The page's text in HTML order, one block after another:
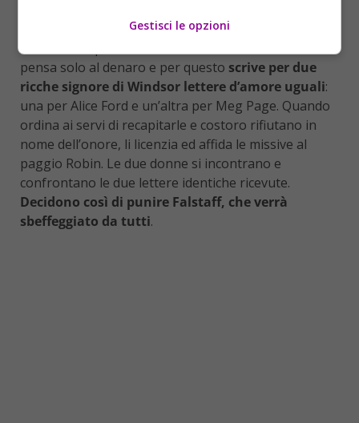
i suoi servi, Pistola e Bardolfo, accusandoli di averlo
derubato dopo averlo fatto ubriacare.
pensa solo al denaro e per questo scrive per due
ricche signore di Windsor lettere d’amore uguali:
una per Alice Ford e un’altra per Meg Page. Quando
ordina ai servi di recapitarle e costoro rifiutano in
nome dell’onore, li licenzia ed affida le missive al
paggio Robin. Le due donne si incontrano e
confrontano le due lettere identiche ricevute.
Decidono così di punire Falstaff, che verrà
sbeffeggiato da tutti.
Gestisci le opzioni